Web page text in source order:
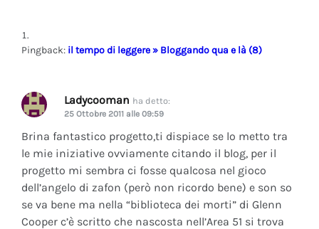
Pingback: il tempo di leggere » Bloggando qua e là (8)
Ladycooman ha detto:
25 Ottobre 2011 alle 09:59
Brina fantastico progetto,ti dispiace se lo metto tra
le mie iniziative ovviamente citando il blog, per il
progetto mi sembra ci fosse qualcosa nel gioco
dell’angelo di zafon (però non ricordo bene) e son so
se va bene ma nella “biblioteca dei morti” di Glenn
Cooper c’è scritto che nascosta nell’Area 51 si trova